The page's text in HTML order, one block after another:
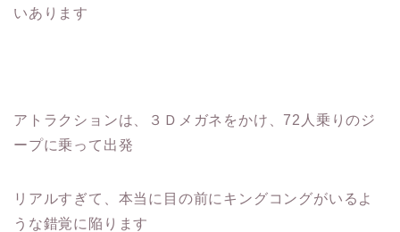
いあります
アトラクションは、３Ｄメガネをかけ、72人乗りのジ
ープに乗って出発
リアルすぎて、本当に目の前にキングコングがいるよ
うな錯覚に陥ります